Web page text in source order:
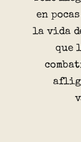
en
la vida
que